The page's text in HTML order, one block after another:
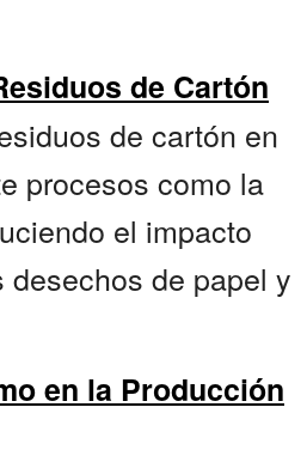
de Cartón
de cartón en
procesos como la
el impacto
desechos de papel y
en la Producción